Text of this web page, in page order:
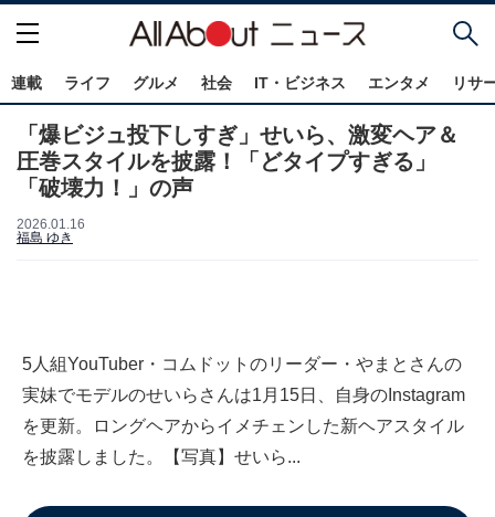
連載 ライフ グルメ 社会 IT・ビジネス エンタメ リサ
「爆ビジュ投下しすぎ」せいら、激変ヘア＆
圧巻スタイルを披露！「どタイプすぎる︎」
「破壊力！」の声
2026.01.16
福島 ゆき
5人組YouTuber・コムドットのリーダー・やまとさんの
実妹でモデルのせいらさんは1月15日、自身のInstagram
を更新。ロングヘアからイメチェンした新ヘアスタイル
を披露しました。【写真】せいら...